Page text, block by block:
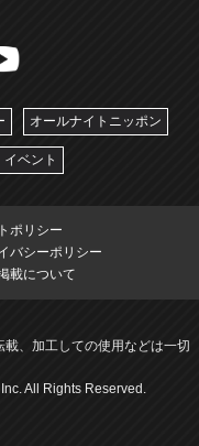
オールナイトニッポン
イベント
ポリシー
バシーポリシー
載について
、加工しての使用などは一切
All Rights Reserved.